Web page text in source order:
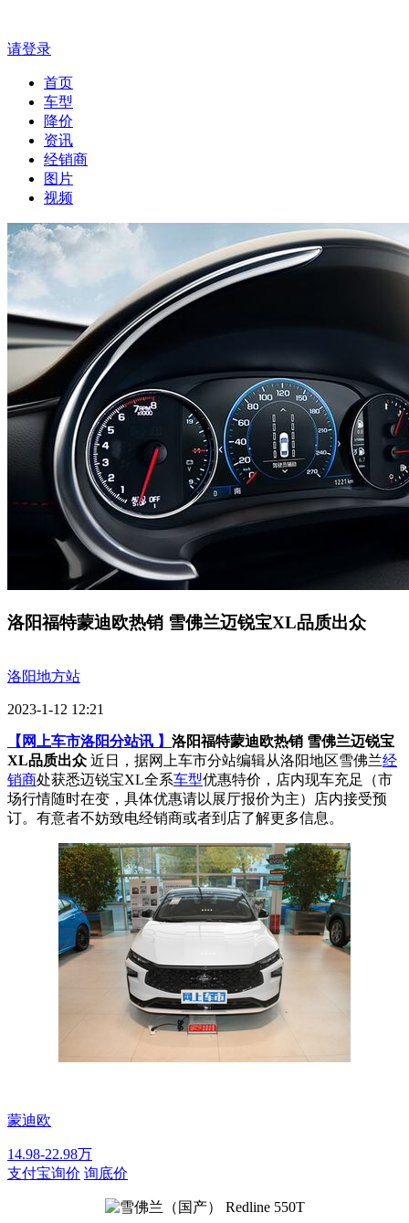
请登录
首页
车型
降价
资讯
经销商
图片
视频
洛阳福特蒙迪欧热销 雪佛兰迈锐宝XL品质出众
洛阳地方站
2023-1-12 12:21
【网上车市洛阳分站讯 】 洛阳福特蒙迪欧热销 雪佛兰迈锐宝
XL品质出众 近日，据网上车市分站编辑从洛阳地区雪佛兰经
销商处获悉迈锐宝XL全系车型优惠特价，店内现车充足（市
场行情随时在变，具体优惠请以展厅报价为主）店内接受预
订。有意者不妨致电经销商或者到店了解更多信息。
蒙迪欧
14.98-22.98万
支付宝询价 询底价